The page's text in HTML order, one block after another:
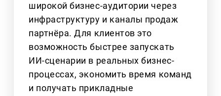
широкой бизнес-аудитории через
инфраструктуру и каналы продаж
партнёра. Для клиентов это
возможность быстрее запускать
ИИ-сценарии в реальных бизнес-
процессах, экономить время команд
и получать прикладные